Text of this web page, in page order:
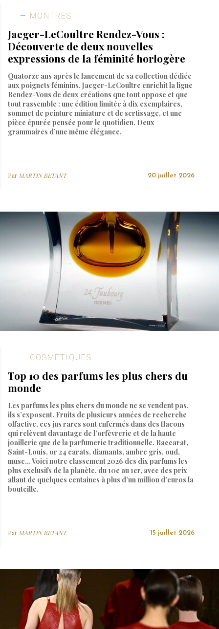
MONTRES
Jaeger-LeCoultre Rendez-Vous :
Découverte de deux nouvelles
expressions de la féminité horlogère
Quatorze ans après le lancement de sa collection dédiée
aux poignets féminins, Jaeger-LeCoultre enrichit la ligne
Rendez-Vous de deux créations que tout oppose et que
tout rassemble : une édition limitée à dix exemplaires,
sommet de peinture miniature et de sertissage, et une
pièce épurée pensée pour le quotidien. Deux
grammaires d’une même élégance.
Par MARTIN BETANT 20 juillet 2026
COSMÉTIQUES
Top 10 des parfums les plus chers du
monde
Les parfums les plus chers du monde ne se vendent pas,
ils s’exposent. Fruits de plusieurs années de recherche
olfactive, ces jus rares sont enfermés dans des flacons
qui relèvent davantage de l’orfèvrerie et de la haute
joaillerie que de la parfumerie traditionnelle. Baccarat,
Saint-Louis, or 24 carats, diamants, ambre gris, oud,
musc… Voici notre classement 2026 des dix parfums les
plus exclusifs de la planète, du 10e au 1er, avec des prix
allant de quelques centaines à plus d’un million d’euros la
bouteille.
ParMARTIN BETANT 15 juillet 2026